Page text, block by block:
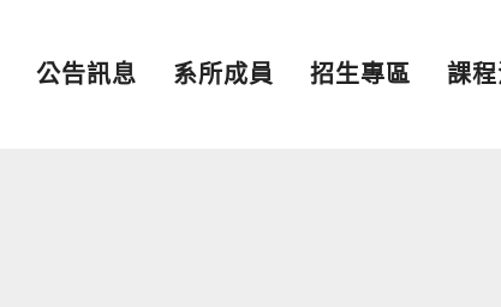
公告訊息 系所成員 招生專區 課